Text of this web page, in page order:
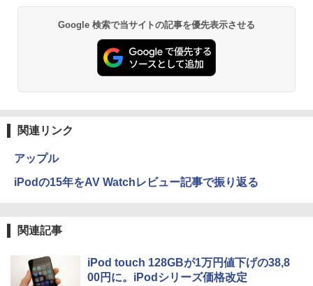
Google 検索で当サイトの記事を優先表示させる
関連リンク
アップル
iPodの15年をAV Watchレビュー記事で振り返る
関連記事
iPod touch 128GBが1万円値下げの38,8
00円に。iPodシリーズ価格改定